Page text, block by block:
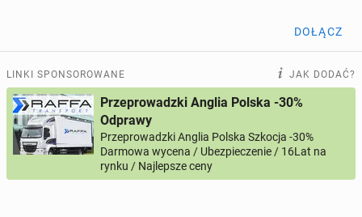
ogłoszenia online
PROFILE KANDYDATÓW 305 profili online
USŁUGI 166ogłoszeń online
DOŁĄCZ
LINKI SPONSOROWANE JAK DODAĆ?
Przeprowadzki Anglia Polska -30%
Odprawy
Przeprowadzki Anglia Polska Szkocja -30%
Darmowa wycena / Ubezpieczenie / 16Lat na
rynku / Najlepsze ceny